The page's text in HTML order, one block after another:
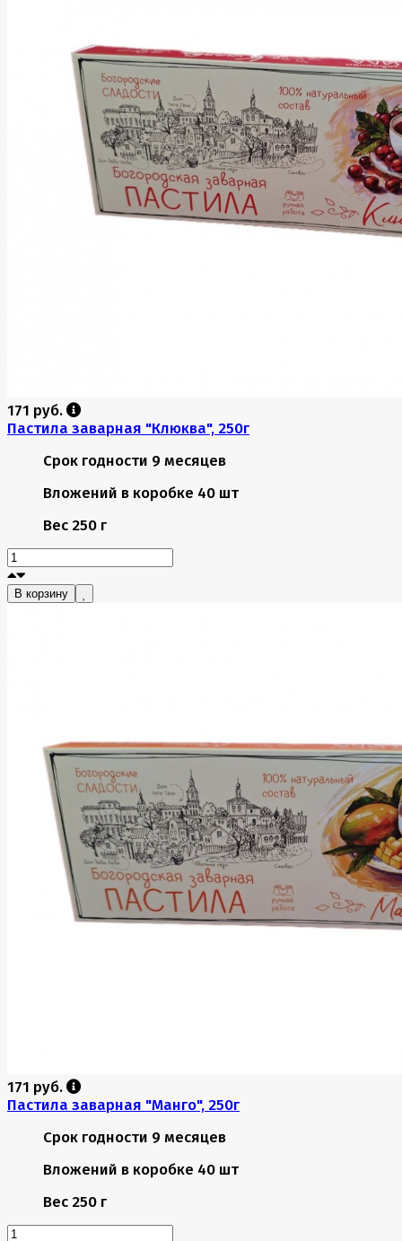
171 руб.
Пастила заварная "Клюква", 250г
Срок годности 9 месяцев
Вложений в коробке 40 шт
Вес 250 г
В корзину
171 руб.
Пастила заварная "Манго", 250г
Срок годности 9 месяцев
Вложений в коробке 40 шт
Вес 250 г